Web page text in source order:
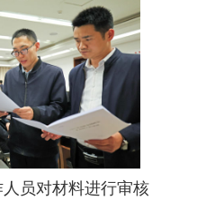
员对材料进行审核